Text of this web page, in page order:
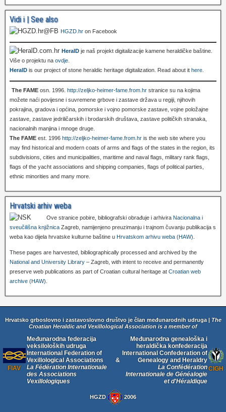
Vidi i | See also
HGZD.hr on Facebook
HeralD je naš projekt digitalizacije kamene heraldičke baštine.
Više o projektu na ovdje.
HeralD is our project of stone heraldic heritage digitalization. Read about it here.
The FAME osn. 1996. http://zeljko-heimer-fame.from.hr stranice su na kojima
možete naći povijesne i suvremene grbove i zastave država u regiji, njihovih
pokrajina, gradova i općina, pomorske i vojno pomorske zastave, vojne položajne
zastave, zastave jedriličarskih i brodarskih društava, zastave političkih stranaka,
nacionalnih manjina i mnoge druge.
The FAME est. 1996 http://zeljko-heimer-fame.from.hr is the web site where you
may find historical and modern coats of arms and flags of the states in the region, its
subdivisions, cities and municipalities, maritime and naval flags, military rank flags,
flags of the yacht associations and shipping companies, flags of political parties,
ethnic minorities and many more.
Hrvatski arhiv weba
Ove stranice pobire, bibliografski obrađuje i arhivira Nacionalna i
sveučilišna knjižnica Zagreb, namijenjeno preuzimanju i trajnom čuvanju publikacija s
weba kao dijela hrvatske kulturne baštine u Hrvatskom arhivu weba (HAW)
These pages are harvested, bibliographically processed and archived by the
National and University Library – Zagreb, with intent to receive and permanently
preserve web publications as part of Croatian cultural heritage at Croatian web
archive (HAW)
Hrvatsko grboslovno i zastavoslovno društvo je član međunarodnih udruga | The
Croatian Heraldic and Vexillological Association is a member of
FIAV
Međunarodna federacija
veksiloloških udruga
International Federation of
Vexillological Associations
La Fédération Internationale
des Associations
Vexillologiques
&
Međunarodna genealoška i
heraldička konfederacija
International Confederation of
Genealogy and Heraldry
La Confédération
Internationale de Généalogie
et d'Héraldique
CIGH
HGZD 2006